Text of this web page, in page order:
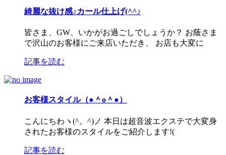
綺麗な抜け感♪カール仕上げ(^^♪
皆さま、GW、いかがお過ごしでしょうか？ お蔭さま
で沢山のお客様にご来店いただき、 お店も大変に
記事を読む
お客様スタイル（●＾o＾●）
こんにちわヽ(^。^)ノ 本日は超音波エクステで大変身
されたお客様のスタイルをご紹介します!(
記事を読む